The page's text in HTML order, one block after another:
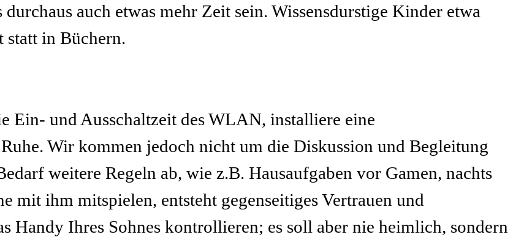
auch etwas mehr Zeit sein. Wissensdurstige Kinder etwa
in Büchern.
Ein- und Ausschaltzeit des WLAN, installiere eine
Wir kommen jedoch nicht um die Diskussion und Begleitung
weitere Regeln ab, wie z.B. Hausaufgaben vor Gamen, nachts
mit ihm mitspielen, entsteht gegenseitiges Vertrauen und
Handy Ihres Sohnes kontrollieren; es soll aber nie heimlich, sondern